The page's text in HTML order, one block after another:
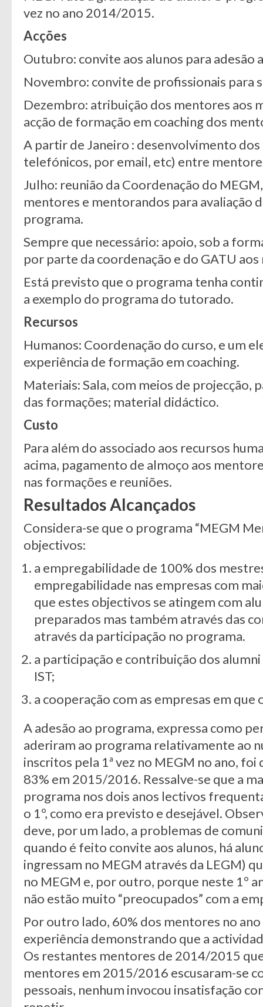
vez no ano 2014/2015.
Acções
Outubro: convite aos alunos para adesão
Novembro: convite de profissionais para
Dezembro: atribuição dos mentores aos
acção de formação em coaching dos
A partir de Janeiro : desenvolvimento
telefónicos, por email, etc) entre
Julho: reunião da Coordenação do
mentores e mentorandos para avaliação
programa.
Sempre que necessário: apoio, sob a
por parte da coordenação e do GATU
Está previsto que o programa tenha
a exemplo do programa do tutorado.
Recursos
Humanos: Coordenação do curso, e um
experiência de formação em coaching.
Materiais: Sala, com meios de projecção,
das formações; material didáctico.
Custo
Para além do associado aos recursos
acima, pagamento de almoço aos
nas formações e reuniões.
Resultados Alcançados
Considera-se que o programa “MEGM
objectivos:
a empregabilidade de 100% dos
empregabilidade nas empresas com
que estes objectivos se atingem com
preparados mas também através das
através da participação no programa.
a participação e contribuição dos
IST;
a cooperação com as empresas em que
A adesão ao programa, expressa como
aderiram ao programa relativamente ao
inscritos pela 1ª vez no MEGM no ano,
83% em 2015/2016. Ressalve-se que a
programa nos dois anos lectivos
o 1º, como era previsto e desejável.
deve, por um lado, a problemas de
quando é feito convite aos alunos, há
ingressam no MEGM através da LEGM)
no MEGM e, por outro, porque neste 1º
não estão muito “preocupados” com a
Por outro lado, 60% dos mentores no
experiência demonstrando que a
Os restantes mentores de 2014/2015
mentores em 2015/2016 escusaram-se
pessoais, nenhum invocou insatisfação